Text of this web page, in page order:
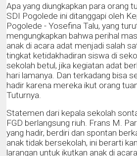
Apa yang diungkapkan para orang
SDI Pogolede ini ditanggapi oleh
Pogolede - Yosefina Talu, yang
mengungkapkan bahwa perihal
anak di acara adat menjadi salah
tingkat ketidakhadiran siswa di
sekolah betul, jika kegiatan adat
hari lamanya. Dan terkadang bisa
hadir karena mereka ikut orang
Tuturnya.
Statemen dari kepala sekolah
FGD berlangsung riuh. Frans M.
yang hadir, berdiri dan spontan
anak tidak bersekolah, ini berarti
larangan untuk ikutkan anak di